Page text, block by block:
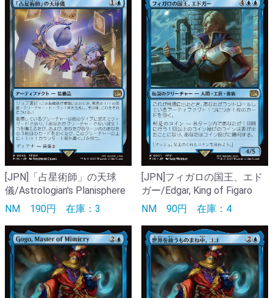
[JPN]「占星術師」の天球
儀/Astrologian's Planisphere
NM 190円 在庫：3
[JPN]フィガロの国王、エド
ガー/Edgar, King of Figaro
NM 90円 在庫：4